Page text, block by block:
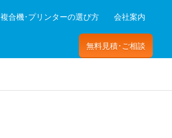
複合機･プリンターの選び方 会社案内
無料見積･ご相談